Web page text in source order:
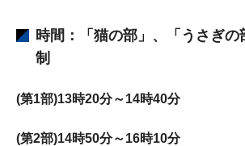
時間：「猫の部」、「うさぎの
制
(第1部)13時20分～14時40分
(第2部)14時50分～16時10分